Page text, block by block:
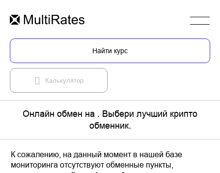
Найти курс
Калькулятор
Онлайн обмен на . Выбери лучший крипто
обменник.
К сожалению, на данный момент в нашей базе
мониторинга отсутствуют обменные пункты,